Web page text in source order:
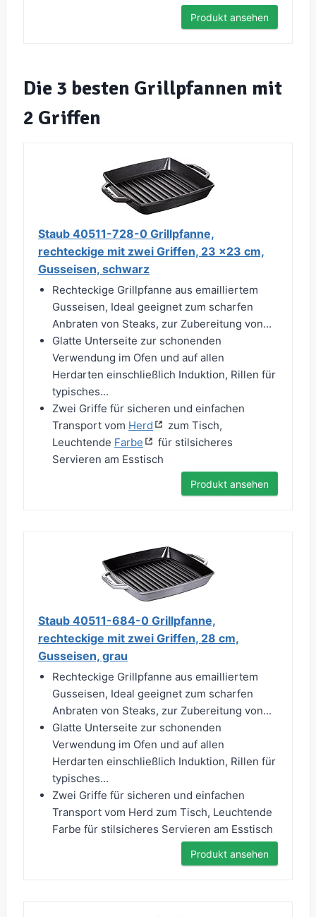
Produkt ansehen
Die 3 besten Grillpfannen mit
2 Griffen
Staub 40511-728-0 Grillpfanne,
rechteckige mit zwei Griffen, 23 x23 cm,
Gusseisen, schwarz
Rechteckige Grillpfanne aus emailliertem
Gusseisen, Ideal geeignet zum scharfen
Anbraten von Steaks, zur Zubereitung von...
Glatte Unterseite zur schonenden
Verwendung im Ofen und auf allen
Herdarten einschließlich Induktion, Rillen für
typisches...
Zwei Griffe für sicheren und einfachen
Transport vom Herd
zum Tisch,
Leuchtende Farbe
für stilsicheres
Servieren am Esstisch
Produkt ansehen
Staub 40511-684-0 Grillpfanne,
rechteckige mit zwei Griffen, 28 cm,
Gusseisen, grau
Rechteckige Grillpfanne aus emailliertem
Gusseisen, Ideal geeignet zum scharfen
Anbraten von Steaks, zur Zubereitung von...
Glatte Unterseite zur schonenden
Verwendung im Ofen und auf allen
Herdarten einschließlich Induktion, Rillen für
typisches...
Zwei Griffe für sicheren und einfachen
Transport vom Herd zum Tisch, Leuchtende
Farbe für stilsicheres Servieren am Esstisch
Produkt ansehen